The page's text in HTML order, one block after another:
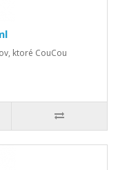
ktoré CouCou